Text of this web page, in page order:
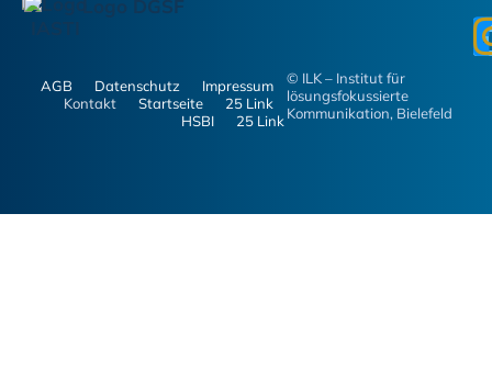
© ILK – Institut für
lösungsfokussierte
Kommunikation, Bielefeld
AGB Datenschutz
Impressum
Kontakt
Startseite
25 Link
HSBI
25 Link